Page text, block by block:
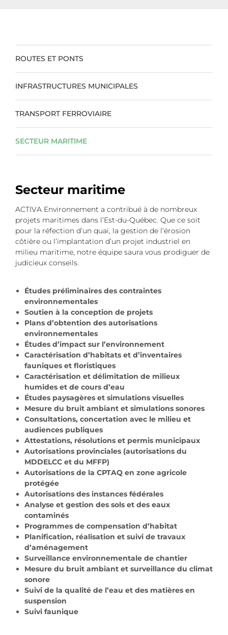
ROUTES ET PONTS
INFRASTRUCTURES MUNICIPALES
TRANSPORT FERROVIAIRE
SECTEUR MARITIME
Secteur maritime
ACTIVA Environnement a contribué à de nombreux
projets maritimes dans l’Est-du-Québec. Que ce soit
pour la réfection d’un quai, la gestion de l’érosion
côtière ou l’implantation d’un projet industriel en
milieu maritime, notre équipe saura vous prodiguer de
judicieux conseils.
Études préliminaires des contraintes
environnementales
Soutien à la conception de projets
Plans d’obtention des autorisations
environnementales
Études d’impact sur l’environnement
Caractérisation d’habitats et d’inventaires
fauniques et floristiques
Caractérisation et délimitation de milieux
humides et de cours d’eau
Études paysagères et simulations visuelles
Mesure du bruit ambiant et simulations sonores
Consultations, concertation avec le milieu et
audiences publiques
Attestations, résolutions et permis municipaux
Autorisations provinciales (autorisations du
MDDELCC et du MFFP)
Autorisations de la CPTAQ en zone agricole
protégée
Autorisations des instances fédérales
Analyse et gestion des sols et des eaux
contaminés
Programmes de compensation d’habitat
Planification, réalisation et suivi de travaux
d’aménagement
Surveillance environnementale de chantier
Mesure du bruit ambiant et surveillance du climat
sonore
Suivi de la qualité de l’eau et des matières en
suspension
Suivi faunique